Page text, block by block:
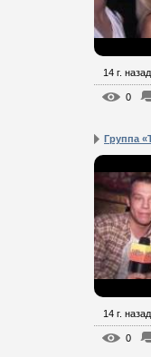
14 г. назад
0
Группа
14 г. назад
0